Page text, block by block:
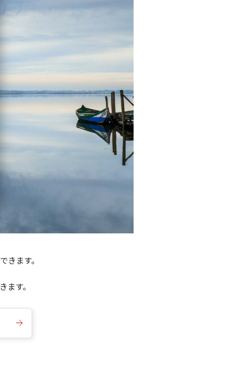
ます。
す。